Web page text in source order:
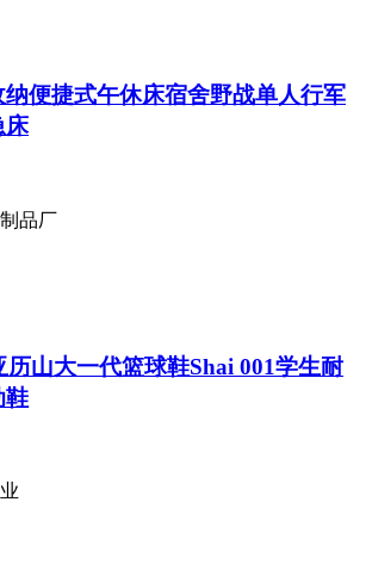
便捷式午休床宿舍野战单人行军
床
品厂
历山大一代篮球鞋Shai 001学生耐
鞋